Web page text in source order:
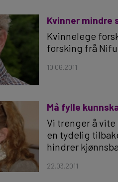
Kvinner mindre
Kvinnelege
forsking frå
10.06.2011
Må fylle
Vi trenger å
en tydelig
hindrer
22.03.2011